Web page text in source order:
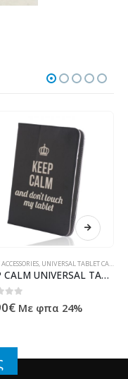
, UNIVERSAL TABLET CASES
KEEP CALM UNIVERSAL TABLET CASE 9-10''
5
€ Με φπα 24%